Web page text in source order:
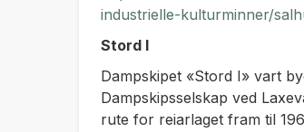
industrielle-kulturminner/
Stord I
Dampskipet «Stord I» vart
Dampskipsselskap ved
rute for reiarlaget fram til